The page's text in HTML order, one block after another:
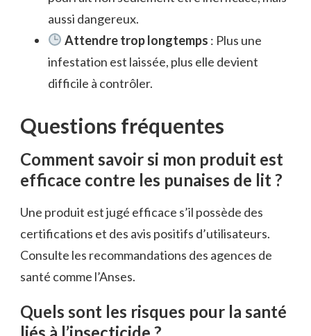
aussi dangereux.
Attendre trop longtemps : Plus une
infestation est laissée, plus elle devient
difficile à contrôler.
Questions fréquentes
Comment savoir si mon produit est
efficace contre les punaises de lit ?
Une produit est jugé efficace s’il possède des
certifications et des avis positifs d’utilisateurs.
Consulte les recommandations des agences de
santé comme l’Anses.
Quels sont les risques pour la santé